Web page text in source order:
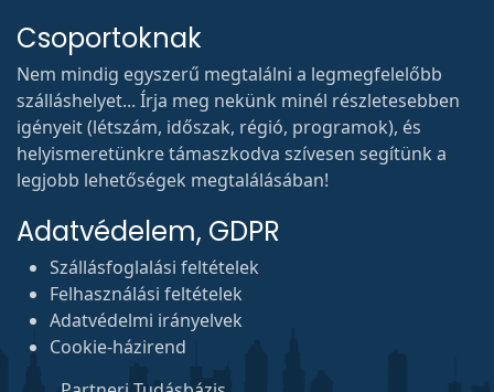
Csoportoknak
Nem mindig egyszerű megtalálni a legmegfelelőbb
szálláshelyet... Írja meg nekünk minél részletesebben
igényeit (létszám, időszak, régió, programok), és
helyismeretünkre támaszkodva szívesen segítünk a
legjobb lehetőségek megtalálásában!
Adatvédelem, GDPR
Szállásfoglalási feltételek
Felhasználási feltételek
Adatvédelmi irányelvek
Cookie-házirend